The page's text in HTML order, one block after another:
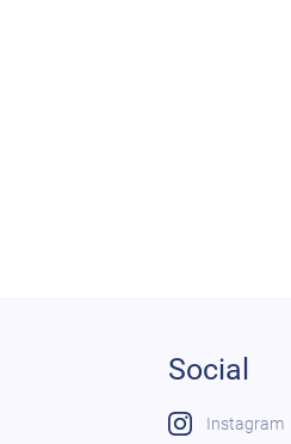
Social
Instagram